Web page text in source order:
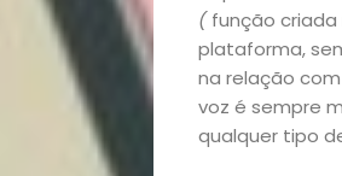
Opinião
Pets
(função criada
plataforma,
na relação
voz é sempre
qualquer tipo